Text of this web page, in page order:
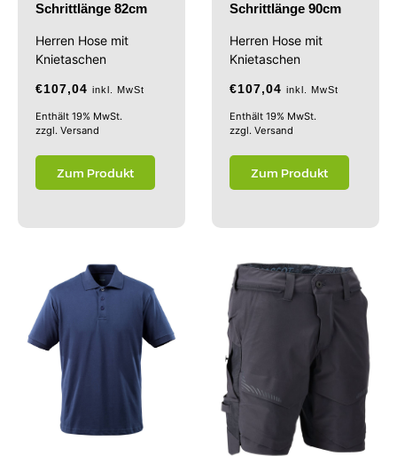
Schrittlänge 82cm
Herren Hose mit
Knietaschen
€107,04 inkl. MwSt
Enthält 19% MwSt.
zzgl. Versand
Zum Produkt
Schrittlänge 90cm
Herren Hose mit
Knietaschen
€107,04 inkl. MwSt
Enthält 19% MwSt.
zzgl. Versand
Zum Produkt